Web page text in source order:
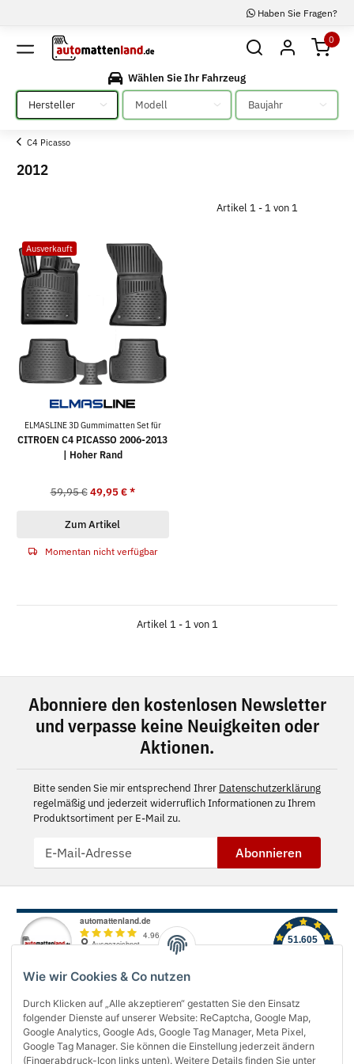
Wie wir Cookies & Co nutzen
Durch Klicken auf „Alle akzeptieren“ gestatten Sie den Einsatz
folgender Dienste auf unserer Website: ReCaptcha, Google Map,
Google Analytics, Google Ads, Google Tag Manager, Meta Pixel,
Google Tag Manager. Sie können die Einstellung jederzeit ändern
(Fingerabdruck-Icon links unten). Weitere Details finden Sie unter
Haben Sie Fragen?
0
Wählen Sie Ihr Fahrzeug
Bitte auswählen
Bitte auswählen Bitte auswählen
C4 Picasso
2012
Artikel 1 - 1 von 1
Ausverkauft
ELMASLINE 3D Gummimatten Set für
CITROEN C4 PICASSO 2006-2013
| Hoher Rand
59,95 € 49,95 €*
Zum Artikel
Momentan nicht verfügbar
Artikel 1 - 1 von 1
Abonniere den kostenlosen Newsletter
und verpasse keine Neuigkeiten oder
Aktionen.
Bitte senden Sie mir entsprechend Ihrer Datenschutzerklärung
regelmäßig und jederzeit widerruflich Informationen zu Ihrem
Produktsortiment per E-Mail zu.
Abonnieren
Über uns